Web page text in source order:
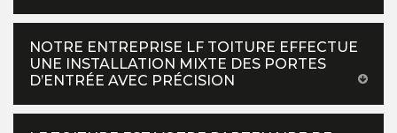
NOTRE ENTREPRISE LF TOITURE EFFECTUE
UNE INSTALLATION MIXTE DES PORTES
D’ENTRÉE AVEC PRÉCISION